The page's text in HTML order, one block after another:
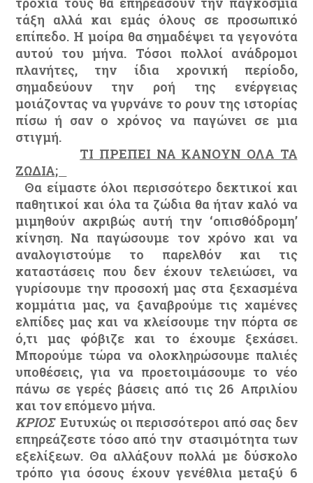
τάξη αλλά και εμάς όλους σε προσωπικό
επίπεδο. Η μοίρα θα σημαδέψει τα γεγονότα
αυτού του μήνα. Τόσοι πολλοί ανάδρομοι
πλανήτες, την ίδια χρονική περίοδο,
σημαδεύουν την ροή της ενέργειας
μοιάζοντας να γυρνάνε το ρουν της ιστορίας
πίσω ή σαν ο χρόνος να παγώνει σε μια
στιγμή.
ΤΙ ΠΡΕΠΕΙ ΝΑ ΚΑΝΟΥΝ ΟΛΑ ΤΑ
ΖΩΔΙΑ;
Θα είμαστε όλοι περισσότερο δεκτικοί και
παθητικοί και όλα τα ζώδια θα ήταν καλό να
μιμηθούν ακριβώς αυτή την ‘οπισθόδρομη’
κίνηση. Να παγώσουμε τον χρόνο και να
αναλογιστούμε το παρελθόν και τις
καταστάσεις που δεν έχουν τελειώσει, να
γυρίσουμε την προσοχή μας στα ξεχασμένα
κομμάτια μας, να ξαναβρούμε τις χαμένες
ελπίδες μας και να κλείσουμε την πόρτα σε
ό,τι μας φόβιζε και το έχουμε ξεχάσει.
Μπορούμε τώρα να ολοκληρώσουμε παλιές
υποθέσεις, για να προετοιμάσουμε το νέο
πάνω σε γερές βάσεις από τις 26 Απριλίου
και τον επόμενο μήνα.
ΚΡΙΟΣ Ευτυχώς οι περισσότεροι από σας δεν
επηρεάζεστε τόσο από την στασιμότητα των
εξελίξεων. Θα αλλάξουν πολλά με δύσκολο
τρόπο για όσους έχουν γενέθλια μεταξύ 6